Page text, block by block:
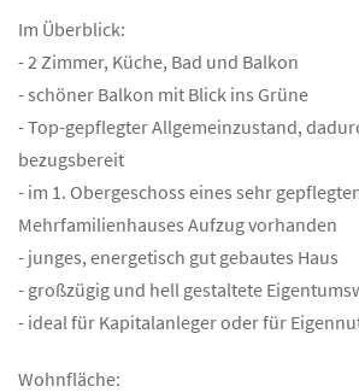
Im Überblick:
- 2 Zimmer, Küche, Bad und Balkon
- schöner Balkon mit Blick ins Grüne
- Top-gepflegter Allgemeinzustand,
bezugsbereit
- im 1. Obergeschoss eines sehr
Mehrfamilienhauses Aufzug vorhanden
- junges, energetisch gut gebautes Haus
- großzügig und hell gestaltete
- ideal für Kapitalanleger oder für
Wohnfläche: